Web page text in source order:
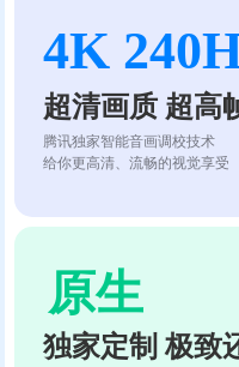
4K
超清画质 超高
腾讯独家智能音画调校技术
给你更高清、流畅的视觉享受
原生
独家定制 极致